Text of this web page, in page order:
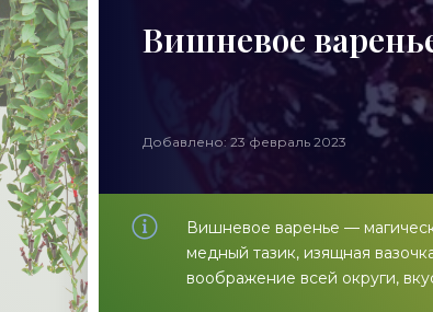
Вишневое
Добавлено: 23 февраль 2023
Вишневое варенье —
медный тазик, изящная
воображение всей округи,